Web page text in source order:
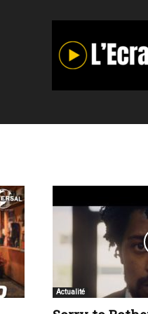
Actualité